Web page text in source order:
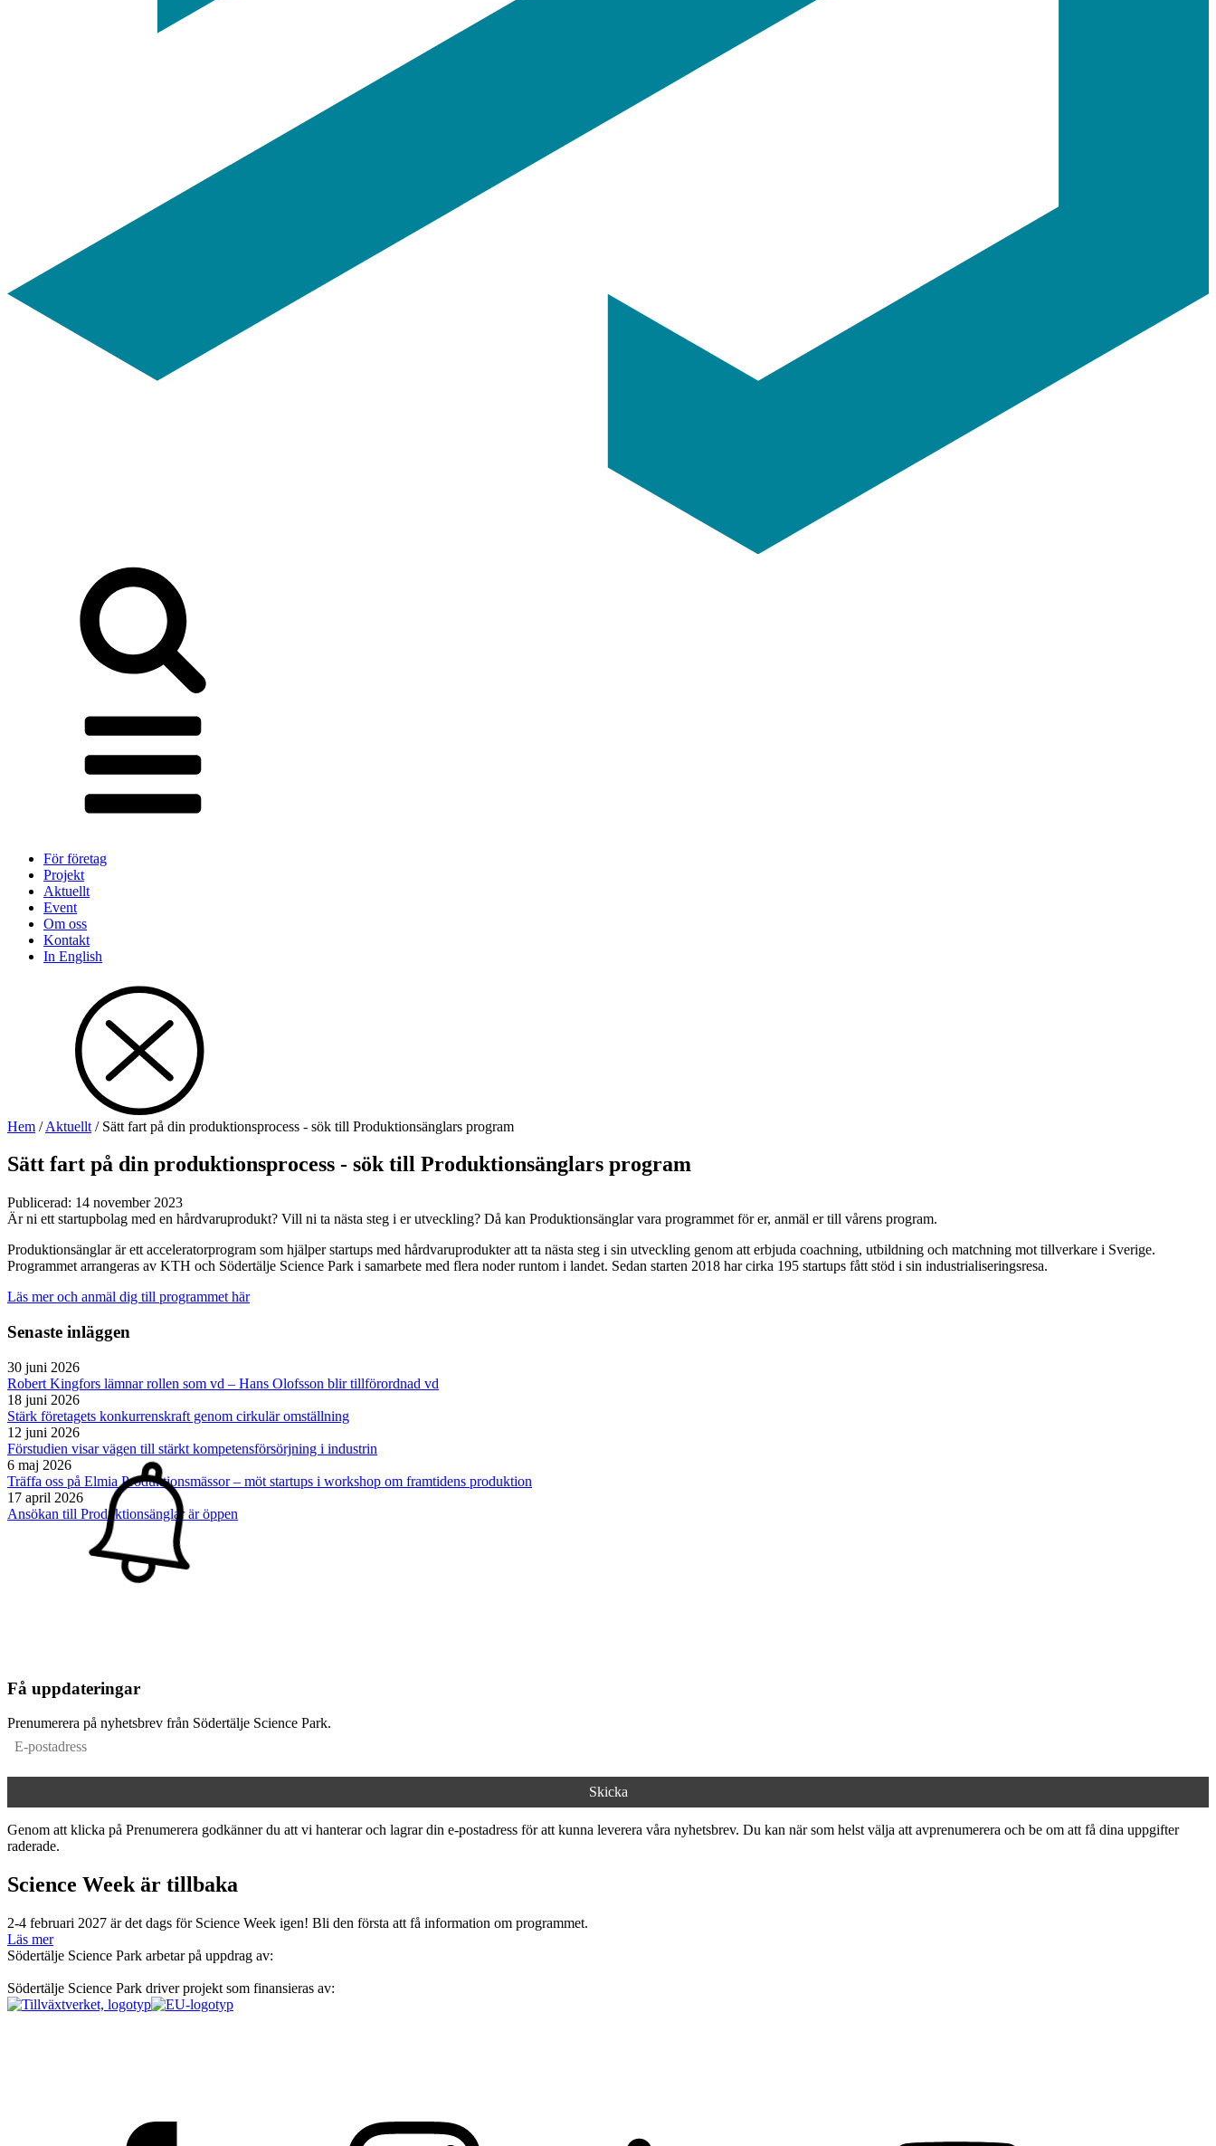
För företag
Projekt
Aktuellt
Event
Om oss
Kontakt
In English
Hem /Aktuellt / Sätt fart på din produktionsprocess - sök till Produktionsänglars program
Sätt fart på din produktionsprocess - sök till Produktionsänglars program
Publicerad: 14 november 2023
Är ni ett startupbolag med en hårdvaruprodukt? Vill ni ta nästa steg i er utveckling? Då kan Produktionsänglar vara programmet för er, anmäl er till vårens program.
Produktionsänglar är ett acceleratorprogram som hjälper startups med hårdvaruprodukter att ta nästa steg i sin utveckling genom att erbjuda coachning, utbildning och matchning mot tillverkare i Sverige.
Programmet arrangeras av KTH och Södertälje Science Park i samarbete med flera noder runtom i landet. Sedan starten 2018 har cirka 195 startups fått stöd i sin industrialiseringsresa.
Läs mer och anmäl dig till programmet här
Senaste inläggen
30 juni 2026
Robert Kingfors lämnar rollen som vd – Hans Olofsson blir tillförordnad vd
18 juni 2026
Stärk företagets konkurrenskraft genom cirkulär omställning
12 juni 2026
Förstudien visar vägen till stärkt kompetensförsörjning i industrin
6 maj 2026
Träffa oss på Elmia Produktionsmässor – möt startups i workshop om framtidens produktion
17 april 2026
Ansökan till Produktionsänglar är öppen
Få uppdateringar
Prenumerera på nyhetsbrev från Södertälje Science Park.
Genom att klicka på Prenumerera godkänner du att vi hanterar och lagrar din e-postadress för att kunna leverera våra nyhetsbrev. Du kan när som helst välja att avprenumerera och be om att få dina uppgifter
raderade.
Science Week är tillbaka
2-4 februari 2027 är det dags för Science Week igen! Bli den första att få information om programmet.
Läs mer
Södertälje Science Park arbetar på uppdrag av:
Södertälje Science Park driver projekt som finansieras av: